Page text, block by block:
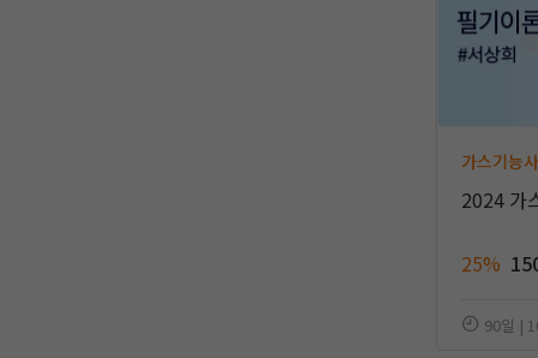
가스기능사
2024 가
25%
90일 |